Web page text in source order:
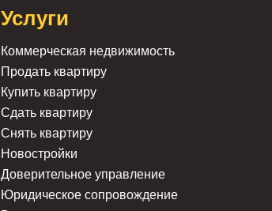
Услуги
Коммерческая недвижимость
Продать квартиру
Купить квартиру
Сдать квартиру
Снять квартиру
Новостройки
Доверительное управление
Юридическое сопровождение